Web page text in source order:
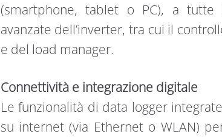
(smartphone, tablet o PC), a tutte
avanzate dell’inverter, tra cui il
e del load manager.
Connettività e integrazione digitale
Le funzionalità di data logger
su internet (via Ethernet o WLAN)